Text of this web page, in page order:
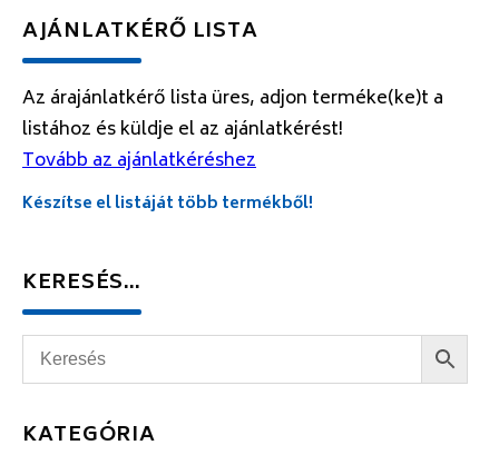
AJÁNLATKÉRŐ LISTA
Az árajánlatkérő lista üres, adjon terméke(ke)t a
listához és küldje el az ajánlatkérést!
Tovább az ajánlatkéréshez
Készítse el listáját több termékből!
KERESÉS…
KATEGÓRIA